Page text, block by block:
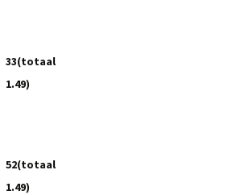
33(totaal
1.49)
52(totaal
1.49)